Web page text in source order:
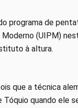
programa de
(UIPM)
à altura.
que a técnica
Tóquio quando ele